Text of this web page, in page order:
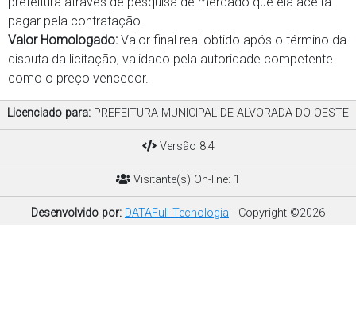
pagar pela contratação.
Valor Homologado: Valor final real obtido após o término da
disputa da licitação, validado pela autoridade competente
como o preço vencedor.
Licenciado para: PREFEITURA MUNICIPAL DE ALVORADA DO OESTE
Versão 8.4
Visitante(s) On-line: 1
Desenvolvido por: DATAFull Tecnologia - Copyright ©2026